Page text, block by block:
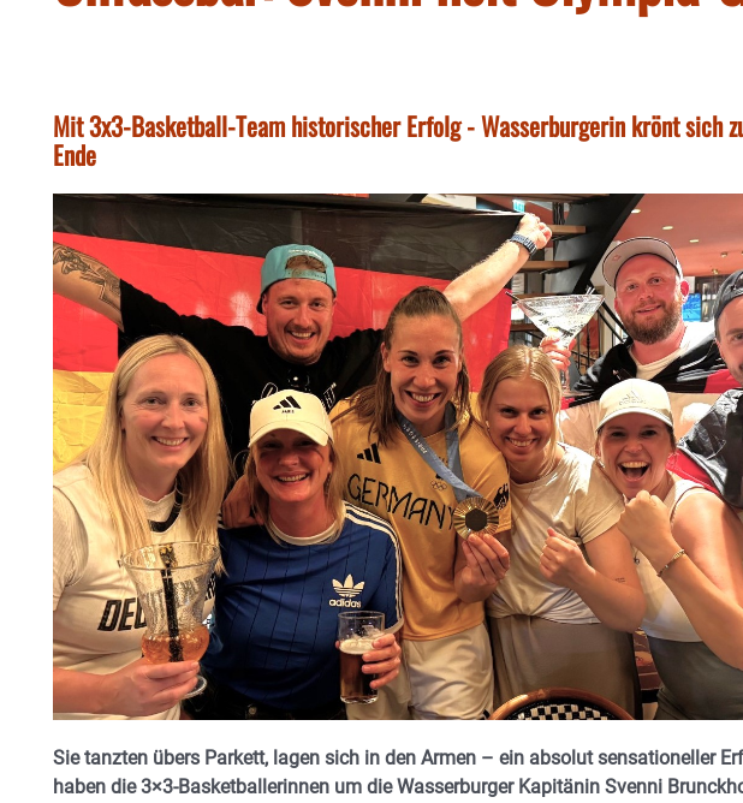
Mit 3x3-Basketball-Team historischer Erfolg - Wasserburgerin krönt sich
Ende
Sie tanzten übers Parkett, lagen sich in den Armen – ein absolut sensationeller
haben die 3×3-Basketballerinnen um die Wasserburger Kapitänin Svenni